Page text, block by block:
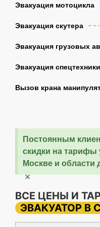
Эвакуация мотоцикла
Эвакуация скутера
Эвакуация грузовых
Эвакуация спецтехники
Вызов крана
Постоянным
скидки на тарифы
Москве и области
×
ВСЕ ЦЕНЫ И
ЭВАКУАТОР В